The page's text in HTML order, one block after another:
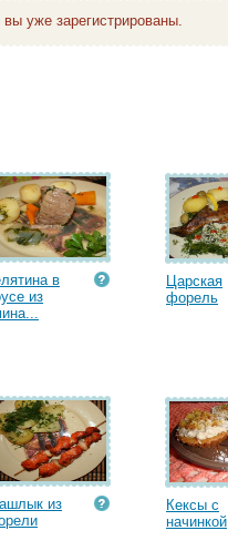
вы уже зарегистрированы.
в
из
Царская
форель
из
Кексы с
начинкой